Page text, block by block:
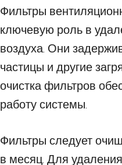
Фильтры
ключевую роль в
воздуха. Они
частицы и другие
очистка фильтров
работу системы.
Фильтры следует
в месяц. Для